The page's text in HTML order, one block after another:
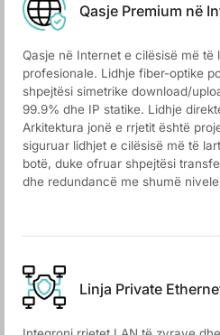
Qasje Premium në
Qasje në Internet e cilësisë më të
profesionale. Lidhje fiber-optike
shpejtësi simetrike download/
99.9% dhe IP statike. Lidhje
Arkitektura jonë e rrjetit është
siguruar lidhjet e cilësisë më të
botë, duke ofruar shpejtësi
dhe redundancë me shumë
Linja Private